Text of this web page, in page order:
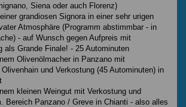
Siena oder auch Florenz)
grandiosen Signora in einer sehr urigen
Atmosphäre (Programm abstimmbar - in
- auf Wunsch gegen Aufpreis mit
als Grande Finale! - 25 Autominuten
Olivenölmacher in Panzano mit
und Verkostung (45 Autominuten) in
kleinen Weingut mit Verkostung und
Bereich Panzano / Greve in Chianti - also alles